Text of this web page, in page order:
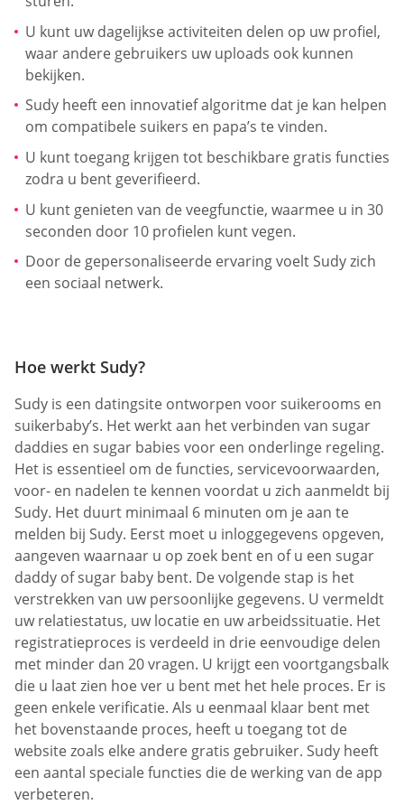
U kunt uw dagelijkse activiteiten delen op uw profiel,
waar andere gebruikers uw uploads ook kunnen
bekijken.
Sudy heeft een innovatief algoritme dat je kan helpen
om compatibele suikers en papa’s te vinden.
U kunt toegang krijgen tot beschikbare gratis functies
zodra u bent geverifieerd.
U kunt genieten van de veegfunctie, waarmee u in 30
seconden door 10 profielen kunt vegen.
Door de gepersonaliseerde ervaring voelt Sudy zich
een sociaal netwerk.
Hoe werkt Sudy?
Sudy is een datingsite ontworpen voor suikerooms en
suikerbaby’s. Het werkt aan het verbinden van sugar
daddies en sugar babies voor een onderlinge regeling.
Het is essentieel om de functies, servicevoorwaarden,
voor- en nadelen te kennen voordat u zich aanmeldt bij
Sudy. Het duurt minimaal 6 minuten om je aan te
melden bij Sudy. Eerst moet u inloggegevens opgeven,
aangeven waarnaar u op zoek bent en of u een sugar
daddy of sugar baby bent. De volgende stap is het
verstrekken van uw persoonlijke gegevens. U vermeldt
uw relatiestatus, uw locatie en uw arbeidssituatie. Het
registratieproces is verdeeld in drie eenvoudige delen
met minder dan 20 vragen. U krijgt een voortgangsbalk
die u laat zien hoe ver u bent met het hele proces. Er is
geen enkele verificatie. Als u eenmaal klaar bent met
het bovenstaande proces, heeft u toegang tot de
website zoals elke andere gratis gebruiker. Sudy heeft
een aantal speciale functies die de werking van de app
verbeteren.